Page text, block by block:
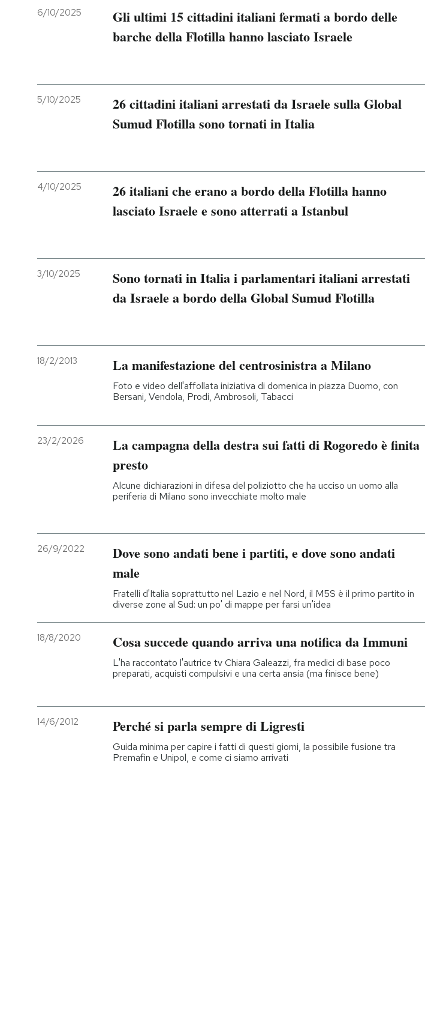
6/10/2025
Gli ultimi 15 cittadini italiani fermati a bordo delle
barche della Flotilla hanno lasciato Israele
5/10/2025
26 cittadini italiani arrestati da Israele sulla Global
Sumud Flotilla sono tornati in Italia
4/10/2025
26 italiani che erano a bordo della Flotilla hanno
lasciato Israele e sono atterrati a Istanbul
3/10/2025
Sono tornati in Italia i parlamentari italiani arrestati
da Israele a bordo della Global Sumud Flotilla
18/2/2013 La manifestazione del centrosinistra a Milano
Foto e video dell'affollata iniziativa di domenica in piazza Duomo, con
Bersani, Vendola, Prodi, Ambrosoli, Tabacci
23/2/2026
La campagna della destra sui fatti di Rogoredo è finita
presto
Alcune dichiarazioni in difesa del poliziotto che ha ucciso un uomo alla
periferia di Milano sono invecchiate molto male
26/9/2022
Dove sono andati bene i partiti, e dove sono andati
male
Fratelli d'Italia soprattutto nel Lazio e nel Nord, il M5S è il primo partito in
diverse zone al Sud: un po' di mappe per farsi un'idea
18/8/2020 Cosa succede quando arriva una notifica da Immuni
L'ha raccontato l'autrice tv Chiara Galeazzi, fra medici di base poco
preparati, acquisti compulsivi e una certa ansia (ma finisce bene)
14/6/2012 Perché si parla sempre di Ligresti
Guida minima per capire i fatti di questi giorni, la possibile fusione tra
Premafin e Unipol, e come ci siamo arrivati